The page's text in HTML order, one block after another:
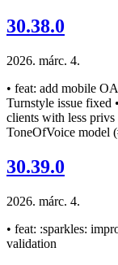
30.38.0
2026. márc. 4.
• feat: add mobile
Turnstyle issue fixed
clients with less privs
ToneOfVoice model
30.39.0
2026. márc. 4.
• feat: :sparkles:
validation